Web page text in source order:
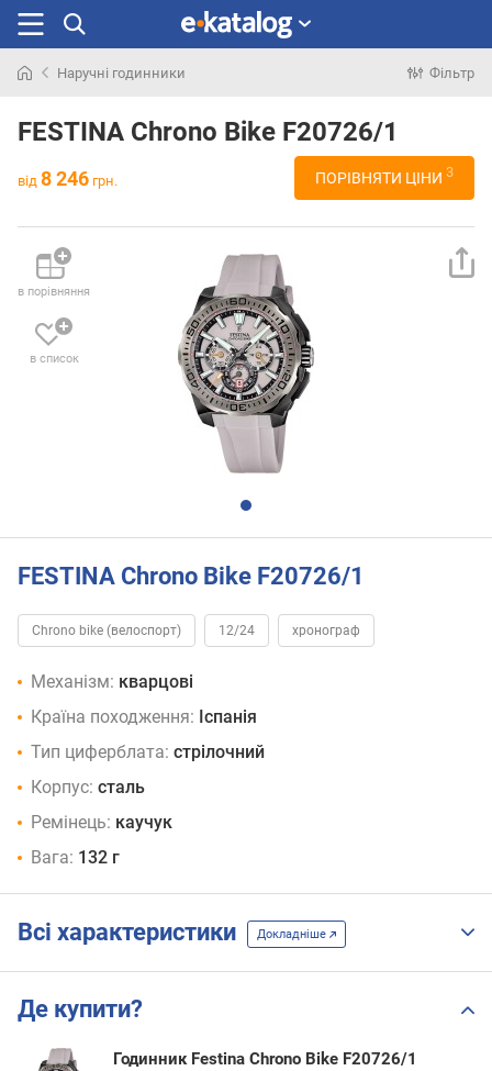
раніше
Наручні годинники Фільтр
FESTINA Chrono Bike F20726/1
від 8 246 грн. ПОРІВНЯТИ ЦІНИ 3
в порівняння
в список
FESTINA Chrono Bike F20726/1
Chrono bike (велоспорт) 12/24 хронограф
Механізм: кварцові
Країна походження: Іспанія
Тип циферблата: стрілочний
Корпус: сталь
Ремінець: каучук
Вага: 132 г
Всі характеристики Докладніше
Де купити?
Годинник Festina Chrono Bike F20726/1